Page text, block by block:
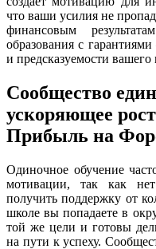
что ваши усилия не
финансовым
образования с
и предсказуемости
Сообщество
ускоряющее
Прибыль на
Одиночное обучение
мотивации, так как
получить поддержку от
школе вы попадаете в
той же цели и готовы
на пути к успеху.